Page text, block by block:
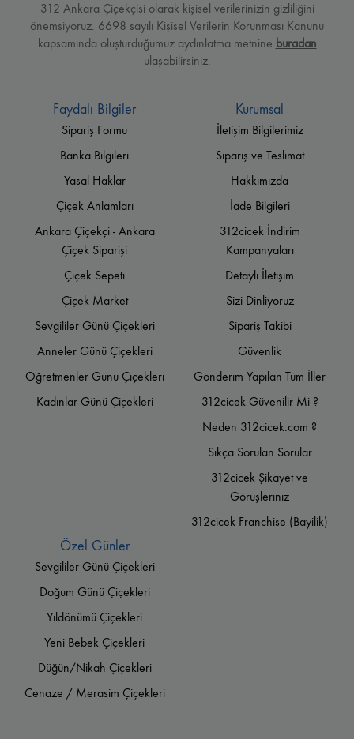
312 Ankara Çiçekçisi olarak kişisel verilerinizin gizliliğini
önemsiyoruz. 6698 sayılı Kişisel Verilerin Korunması Kanunu
kapsamında oluşturduğumuz aydınlatma metnine buradan
ulaşabilirsiniz.
Faydalı Bilgiler
Sipariş Formu
Banka Bilgileri
Yasal Haklar
Çiçek Anlamları
Ankara Çiçekçi - Ankara
Çiçek Siparişi
Çiçek Sepeti
Çiçek Market
Sevgililer Günü Çiçekleri
Anneler Günü Çiçekleri
Öğretmenler Günü Çiçekleri
Kadınlar Günü Çiçekleri
Kurumsal
İletişim Bilgilerimiz
Sipariş ve Teslimat
Hakkımızda
İade Bilgileri
312cicek İndirim
Kampanyaları
Detaylı İletişim
Sizi Dinliyoruz
Sipariş Takibi
Güvenlik
Gönderim Yapılan Tüm İller
312cicek Güvenilir Mi ?
Neden 312cicek.com ?
Sıkça Sorulan Sorular
312cicek Şikayet ve
Görüşleriniz
312cicek Franchise (Bayilik)
Özel Günler
Sevgililer Günü Çiçekleri
Doğum Günü Çiçekleri
Yıldönümü Çiçekleri
Yeni Bebek Çiçekleri
Düğün/Nikah Çiçekleri
Cenaze / Merasim Çiçekleri